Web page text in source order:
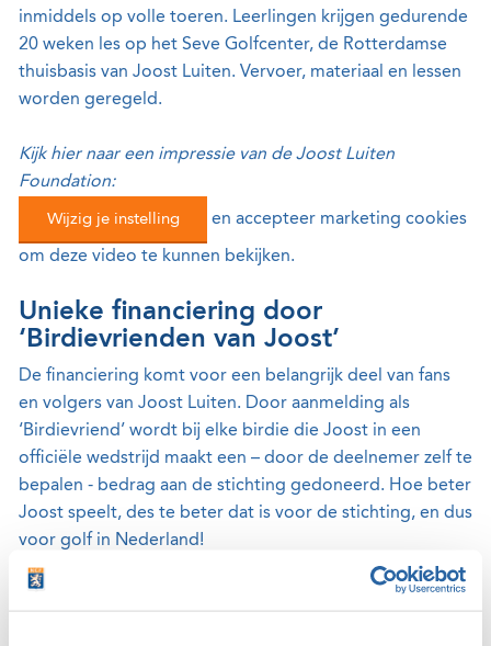
inmiddels op volle toeren. Leerlingen krijgen gedurende
20 weken les op het Seve Golfcenter, de Rotterdamse
thuisbasis van Joost Luiten. Vervoer, materiaal en lessen
worden geregeld.
Kijk hier naar een impressie van de Joost Luiten
Foundation:
Wijzig je instelling en accepteer marketing cookies
om deze video te kunnen bekijken.
Unieke financiering door
‘Birdievrienden van Joost’
De financiering komt voor een belangrijk deel van fans
en volgers van Joost Luiten. Door aanmelding als
‘Birdievriend’ wordt bij elke birdie die Joost in een
officiële wedstrijd maakt een – door de deelnemer zelf te
bepalen - bedrag aan de stichting gedoneerd. Hoe beter
Joost speelt, des te beter dat is voor de stichting, en dus
voor golf in Nederland!
Iets terugdoen voor de golfsport